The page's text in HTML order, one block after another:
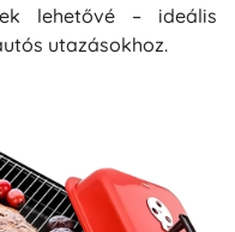
lehetővé – ideális
utazásokhoz.